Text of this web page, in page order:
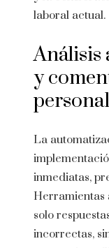
laboral actual.
Análisis
y
La
inmediatas,
Herramientas
solo
incorrectas,